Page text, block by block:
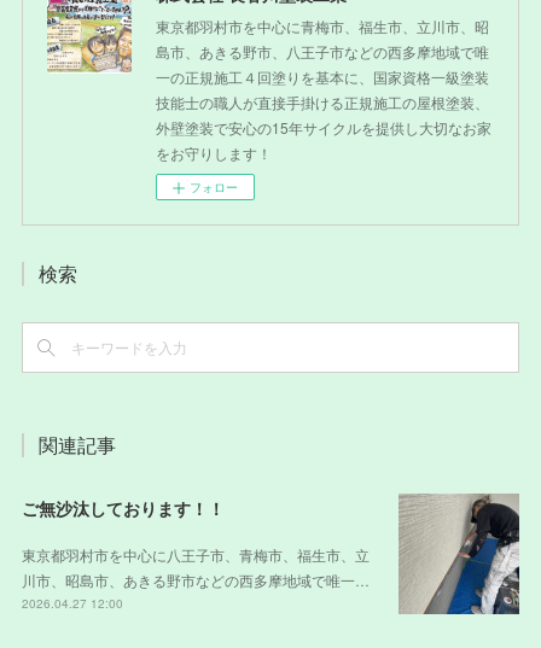
東京都羽村市を中心に青梅市、福生市、立川市、昭
島市、あきる野市、八王子市などの西多摩地域で唯
一の正規施工４回塗りを基本に、国家資格一級塗装
技能士の職人が直接手掛ける正規施工の屋根塗装、
外壁塗装で安心の15年サイクルを提供し大切なお家
をお守りします！
フォロー
検索
関連記事
ご無沙汰しております！！
東京都羽村市を中心に八王子市、青梅市、福生市、立
川市、昭島市、あきる野市などの西多摩地域で唯一…
2026.04.27 12:00